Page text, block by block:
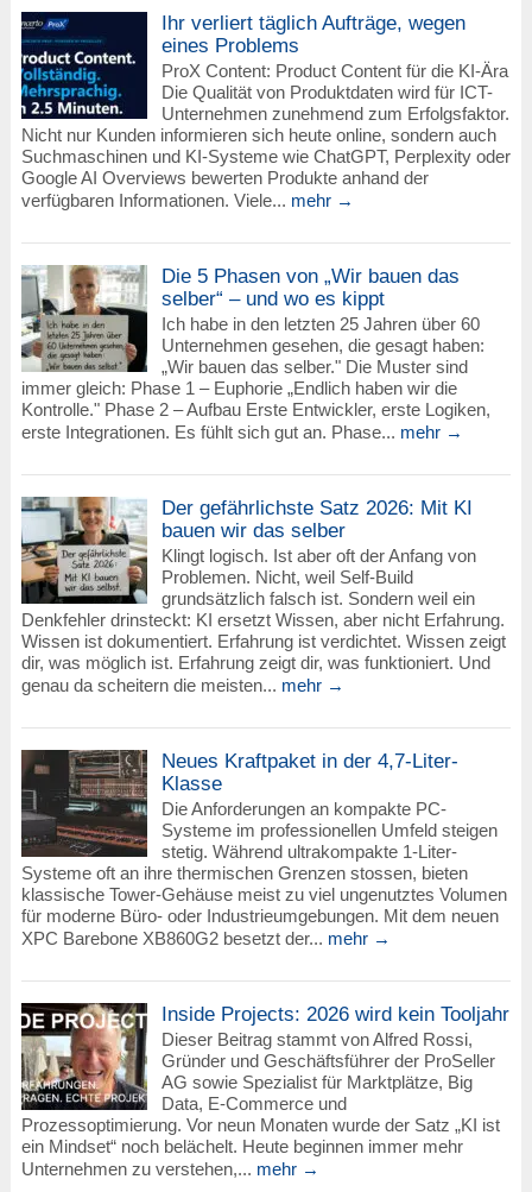
Ihr verliert täglich Aufträge, wegen
eines Problems
ProX Content: Product Content für die KI-Ära
Die Qualität von Produktdaten wird für ICT-
Unternehmen zunehmend zum Erfolgsfaktor.
Nicht nur Kunden informieren sich heute online, sondern auch
Suchmaschinen und KI-Systeme wie ChatGPT, Perplexity oder
Google AI Overviews bewerten Produkte anhand der
verfügbaren Informationen. Viele... mehr →
Die 5 Phasen von „Wir bauen das
selber“ – und wo es kippt
Ich habe in den letzten 25 Jahren über 60
Unternehmen gesehen, die gesagt haben:
„Wir bauen das selber." Die Muster sind
immer gleich: Phase 1 – Euphorie „Endlich haben wir die
Kontrolle." Phase 2 – Aufbau Erste Entwickler, erste Logiken,
erste Integrationen. Es fühlt sich gut an. Phase... mehr →
Der gefährlichste Satz 2026: Mit KI
bauen wir das selber
Klingt logisch. Ist aber oft der Anfang von
Problemen. Nicht, weil Self-Build
grundsätzlich falsch ist. Sondern weil ein
Denkfehler drinsteckt: KI ersetzt Wissen, aber nicht Erfahrung.
Wissen ist dokumentiert. Erfahrung ist verdichtet. Wissen zeigt
dir, was möglich ist. Erfahrung zeigt dir, was funktioniert. Und
genau da scheitern die meisten... mehr →
Neues Kraftpaket in der 4,7-Liter-
Klasse
Die Anforderungen an kompakte PC-
Systeme im professionellen Umfeld steigen
stetig. Während ultrakompakte 1-Liter-
Systeme oft an ihre thermischen Grenzen stossen, bieten
klassische Tower-Gehäuse meist zu viel ungenutztes Volumen
für moderne Büro- oder Industrieumgebungen. Mit dem neuen
XPC Barebone XB860G2 besetzt der... mehr →
Inside Projects: 2026 wird kein Tooljahr
Dieser Beitrag stammt von Alfred Rossi,
Gründer und Geschäftsführer der ProSeller
AG sowie Spezialist für Marktplätze, Big
Data, E-Commerce und
Prozessoptimierung. Vor neun Monaten wurde der Satz „KI ist
ein Mindset“ noch belächelt. Heute beginnen immer mehr
Unternehmen zu verstehen,... mehr →